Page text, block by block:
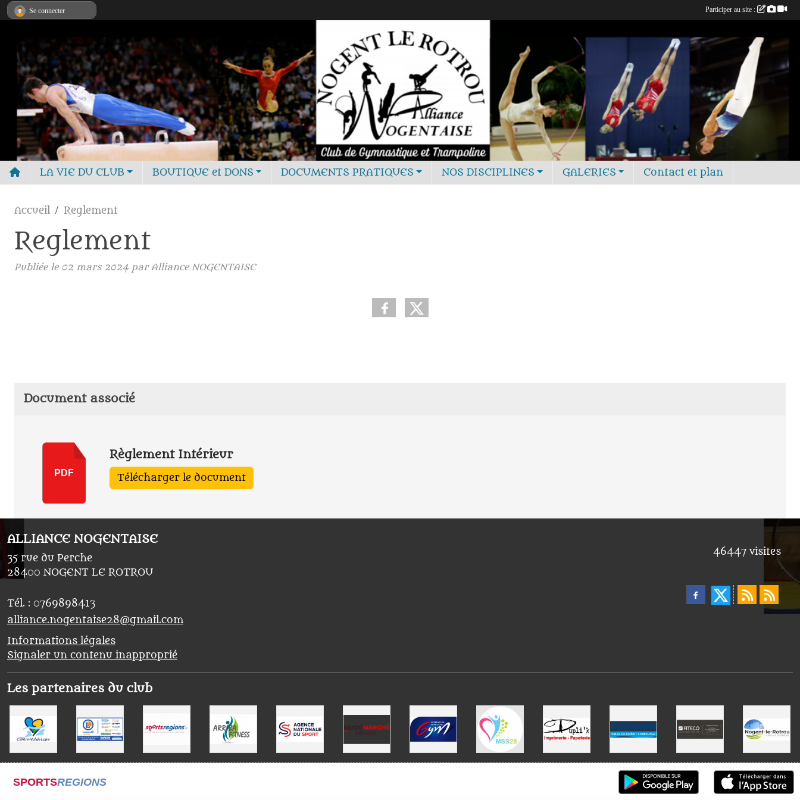
LA VIE DU CLUB BOUTIQUE et DONS DOCUMENTS PRATIQUES NOS DISCIPLINES GALERIES Contact et plan
Accueil Reglement
Reglement
Publiée le 02 mars 2024 par Alliance NOGENTAISE
Document associé
PDF
Règlement Intérieur
Télécharger le document
ALLIANCE NOGENTAISE
35 rue du Perche
28400 NOGENT LE ROTROU
Tél. : 0769898413
alliance.nogentaise28@gmail.com
Informations légales
Signaler un contenu inapproprié
46447 visites
Les partenaires du club
SPORTSREGIONS
Se connecter Participer au site :
Panneau de gestion des cookies